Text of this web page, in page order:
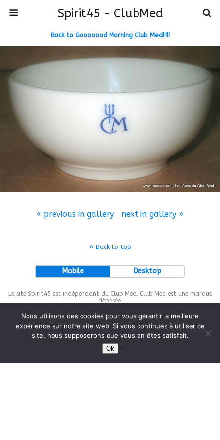
Spirit45 - ClubMed
Back to Gooooood Morning Club Med!!!!!
« previous in gallery next in gallery »
Back to top
Mobile Desktop
Le site Spirit45 est indépendant du Club Med. Club Med est une marque
déposée.
This site is protected bywp-copyrightpro.com
Nous utilisons des cookies pour vous garantir la meilleure
expérience sur notre site web. Si vous continuez à utiliser ce
site, nous supposerons que vous en êtes satisfait.
Ok